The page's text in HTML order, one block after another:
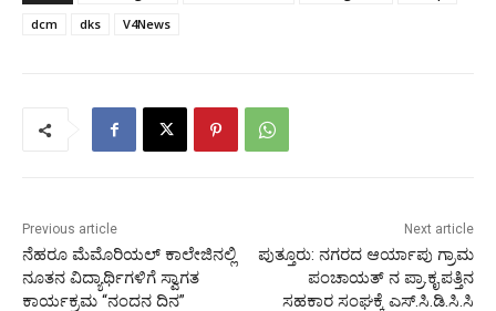
dcm
dks V4News
Previous article
ನೆಹರೂ ಮೆಮೊರಿಯಲ್ ಕಾಲೇಜಿನಲ್ಲಿ
ನೂತನ ವಿದ್ಯಾರ್ಥಿಗಳಿಗೆ ಸ್ವಾಗತ
ಕಾರ್ಯಕ್ರಮ “ನಂದನ ದಿನ”
Next article
ಪುತ್ತೂರು: ನಗರದ ಆರ್ಯಾಪು ಗ್ರಾಮ
ಪಂಚಾಯತ್ ನ ಪ್ರಾ.ಕೃ.ಪತ್ತಿನ
ಸಹಕಾರ ಸಂಘಕ್ಕೆ ಎಸ್.ಸಿ.ಡಿ.ಸಿ.ಸಿ